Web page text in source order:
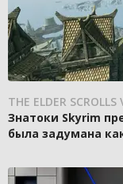
THE ELDER SCROLLS
Знатоки Skyrim
была задумана